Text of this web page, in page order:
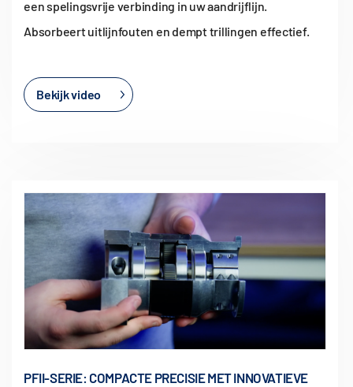
een spelingsvrije verbinding in uw aandrijflijn.
Absorbeert uitlijnfouten en dempt trillingen effectief.
Bekijk video
PFII-SERIE: COMPACTE PRECISIE MET INNOVATIEVE